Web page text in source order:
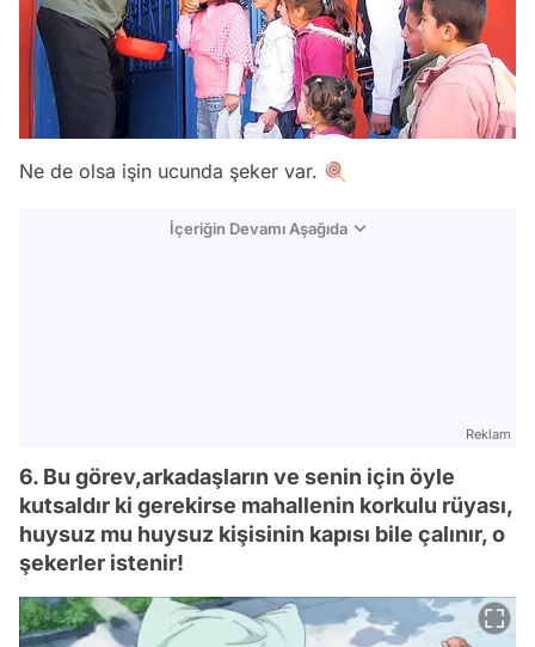
Ne de olsa işin ucunda şeker var. 🍭
İçeriğin Devamı Aşağıda
Reklam
6. Bu görev,arkadaşların ve senin için öyle
kutsaldır ki gerekirse mahallenin korkulu rüyası,
huysuz mu huysuz kişisinin kapısı bile çalınır, o
şekerler istenir!